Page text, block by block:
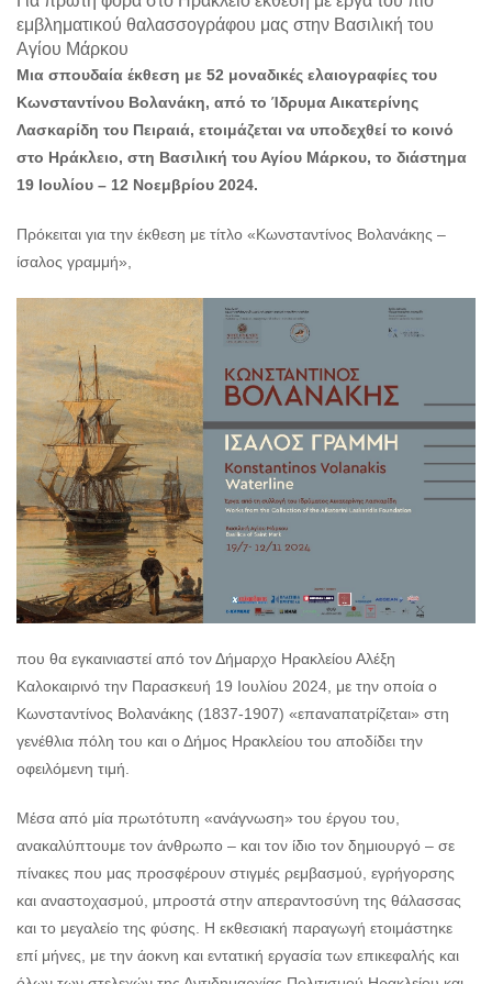
ΤΟΠΟΣ
ΜΑΣ
ΠΟΛΙΤΙΣΜΟΣ
ΠΟΛΗ
εμβληματικού θαλασσογράφου μας στην Βασιλική του
Αγίου Μάρκου
Μια σπουδαία έκθεση με 52 μοναδικές ελαιογραφίες του
Κωνσταντίνου Βολανάκη, από το Ίδρυμα Αικατερίνης
Λασκαρίδη του Πειραιά, ετοιμάζεται να υποδεχθεί το κοινό
στο Ηράκλειο, στη Βασιλική του Αγίου Μάρκου, το διάστημα
19 Ιουλίου – 12 Νοεμβρίου 2024.
Πρόκειται για την έκθεση με τίτλο «Κωνσταντίνος Βολανάκης –
ίσαλος γραμμή»,
που θα εγκαινιαστεί από τον Δήμαρχο Ηρακλείου Αλέξη
Καλοκαιρινό την Παρασκευή 19 Ιουλίου 2024, με την οποία ο
Κωνσταντίνος Βολανάκης (1837-1907) «επαναπατρίζεται» στη
γενέθλια πόλη του και ο Δήμος Ηρακλείου του αποδίδει την
οφειλόμενη τιμή.
Μέσα από μία πρωτότυπη «ανάγνωση» του έργου του,
ανακαλύπτουμε τον άνθρωπο – και τον ίδιο τον δημιουργό – σε
πίνακες που μας προσφέρουν στιγμές ρεμβασμού, εγρήγορσης
και αναστοχασμού, μπροστά στην απεραντοσύνη της θάλασσας
και το μεγαλείο της φύσης. Η εκθεσιακή παραγωγή ετοιμάστηκε
επί μήνες, με την άοκνη και εντατική εργασία των επικεφαλής και